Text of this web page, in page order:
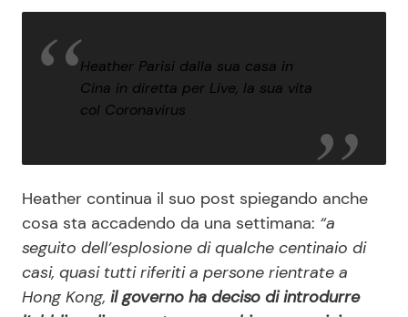
Heather Parisi dalla sua casa in
Cina in diretta per Live, la sua vita
col Coronavirus
Heather continua il suo post spiegando anche
cosa sta accadendo da una settimana: “a
seguito dell’esplosione di qualche centinaio di
casi, quasi tutti riferiti a persone rientrate a
Hong Kong, il governo ha deciso di introdurre